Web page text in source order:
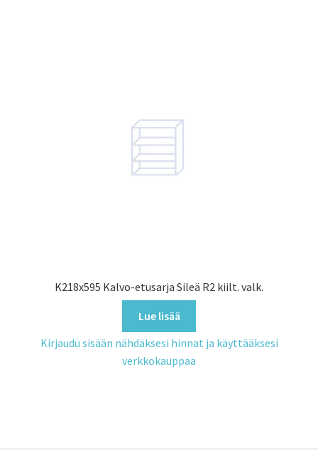
K218x595 Kalvo-etusarja Sileä R2 kiilt. valk.
Lue lisää
Kirjaudu sisään nähdäksesi hinnat ja käyttääksesi
verkkokauppaa